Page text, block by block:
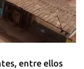
entre ellos